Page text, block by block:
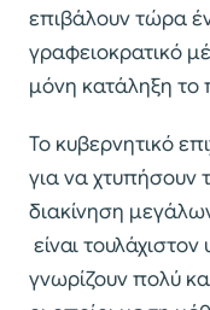
επιβάλουν τώρα
γραφειοκρατικό
μόνη κατάληξη το
Το κυβερνητικό
για να χτυπήσουν
διακίνηση
είναι
γνωρίζουν πολύ